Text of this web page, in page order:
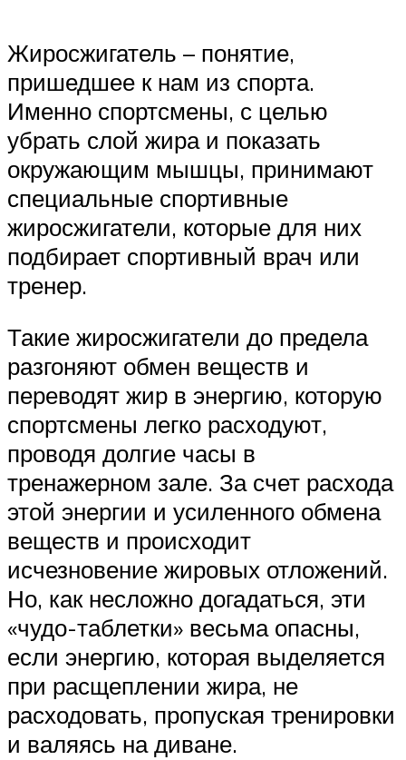
Жиросжигатель – понятие,
пришедшее к нам из спорта.
Именно спортсмены, с целью
убрать слой жира и показать
окружающим мышцы, принимают
специальные спортивные
жиросжигатели, которые для них
подбирает спортивный врач или
тренер.
Такие жиросжигатели до предела
разгоняют обмен веществ и
переводят жир в энергию, которую
спортсмены легко расходуют,
проводя долгие часы в
тренажерном зале. За счет расхода
этой энергии и усиленного обмена
веществ и происходит
исчезновение жировых отложений.
Но, как несложно догадаться, эти
«чудо-таблетки» весьма опасны,
если энергию, которая выделяется
при расщеплении жира, не
расходовать, пропуская тренировки
и валяясь на диване.